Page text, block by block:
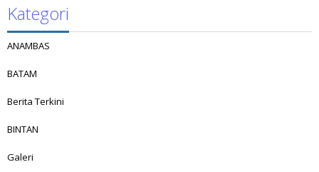
Kategori
ANAMBAS
BATAM
Berita Terkini
BINTAN
Galeri